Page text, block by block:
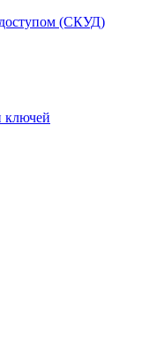
(СКУД)
ключей